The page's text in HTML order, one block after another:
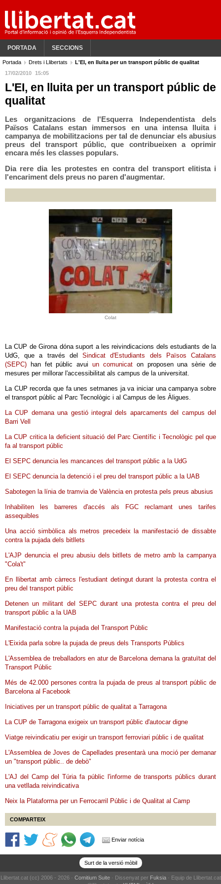
PORTADA SECCIONS
Portada Drets i Llibertats
L'EI, en lluita per un transport públic de qualitat
17/02/2010
15:05
L'EI, en lluita per un transport públic de
qualitat
Les organitzacions de l'Esquerra Independentista dels
Països Catalans estan immersos en una intensa lluita i
campanya de mobilitzacions per tal de denunciar els abusius
preus del transport públic, que contribueixen a oprimir
encara més les classes populars.
Dia rere dia les protestes en contra del transport elitista i
l'encariment dels preus no paren d'augmentar.
Colat
La CUP de Girona dóna suport a les reivindicacions dels estudiants de la
UdG, que a través delSindicat d'Estudiants dels Països Catalans
(SEPC) han fet públic avuiun comunicaton proposen una sèrie de
mesures per millorar l'accessibilitat als campus de la universitat.
La CUP recorda que fa unes setmanes ja va iniciar una campanya sobre
el transport públic al Parc Tecnològic i al Campus de les Àligues.
La CUP demana una gestió integral dels aparcaments del campus del
Barri Vell
La CUP critica la deficient situació del Parc Científic i Tecnològic pel que
fa al transport públic
El SEPC denuncia les mancances del transport públic a la UdG
El SEPC denuncia la detenció i el preu del transport públic a la UAB
Sabotegen la línia de tramvia de València en protesta pels preus abusius
Inhabiliten les barreres d'accés als FGC reclamant unes tarifes
assequibles
Una acció simbòlica als metros precedeix la manifestació de dissabte
contra la pujada dels bitllets
L'AJP denuncia el preu abusiu dels bitllets de metro amb la campanya
"Cola't"
En llibertat amb càrrecs l'estudiant detingut durant la protesta contra el
preu del transport públic
Detenen un militant del SEPC durant una protesta contra el preu del
transport públic a la UAB
Manifestació contra la pujada del Transport Públic
L'Eixida parla sobre la pujada de preus dels Transports Públics
L'Assemblea de treballadors en atur de Barcelona demana la gratuïtat del
Transport Públic
Més de 42.000 persones contra la pujada de preus al transport públic de
Barcelona al Facebook
Iniciatives per un transport públic de qualitat a Tarragona
La CUP de Tarragona exigeix un transport públic d'autocar digne
Viatge reivindicatiu per exigir un transport ferroviari públic i de qualitat
L'Assemblea de Joves de Capellades presentarà una moció per demanar
un "transport públic.. de debò"
L'AJ del Camp del Túria fa públic l'informe de transports públics durant
una vetllada reivindicativa
Neix la Plataforma per un Ferrocarril Públic i de Qualitat al Camp
COMPARTEIX
Enviar notícia
Surt de la versió mòbil
Llibertat.cat (cc) 2006 - 2026 · Comitium Suite· Dissenyat per Fuksia· Equip de Llibertat.cat